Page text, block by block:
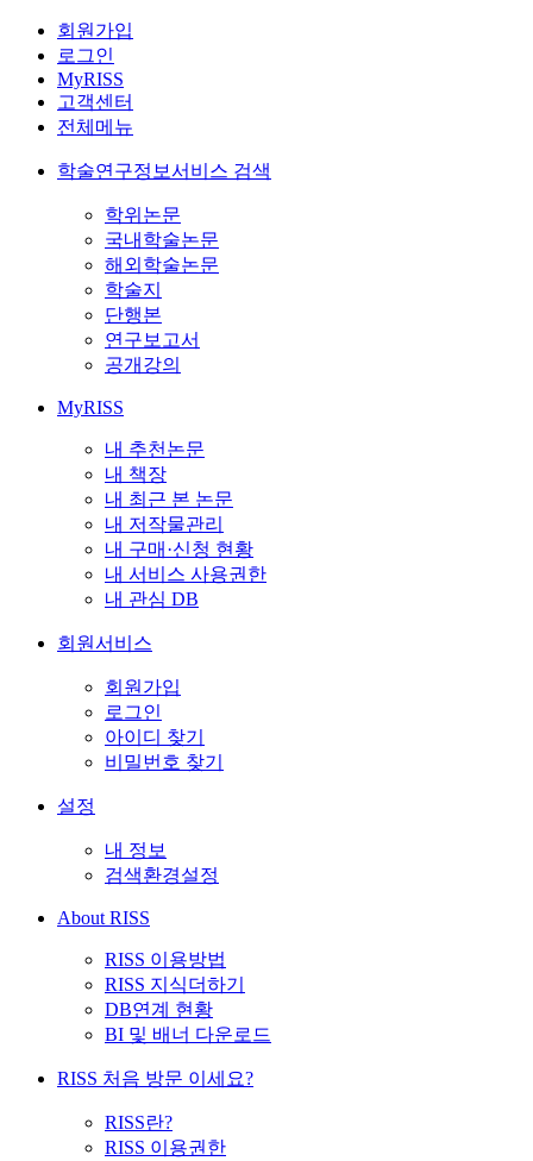
회원가입
로그인
MyRISS
고객센터
전체메뉴
학술연구정보서비스 검색
학위논문
국내학술논문
해외학술논문
학술지
단행본
연구보고서
공개강의
MyRISS
내 추천논문
내 책장
내 최근 본 논문
내 저작물관리
내 구매·신청 현황
내 서비스 사용권한
내 관심 DB
회원서비스
회원가입
로그인
아이디 찾기
비밀번호 찾기
설정
내 정보
검색환경설정
About RISS
RISS 이용방법
RISS 지식더하기
DB연계 현황
BI 및 배너 다운로드
RISS 처음 방문 이세요?
RISS란?
RISS 이용권한